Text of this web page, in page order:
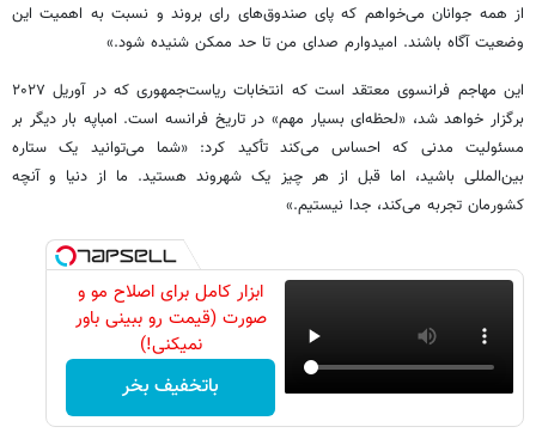
از همه جوانان می‌خواهم که پای صندوق‌های رای بروند و نسبت به اهمیت این
وضعیت آگاه باشند. امیدوارم صدای من تا حد ممکن شنیده شود.»
این مهاجم فرانسوی معتقد است که انتخابات ریاست‌جمهوری که در آوریل ۲۰۲۷
برگزار خواهد شد، «لحظه‌ای بسیار مهم» در تاریخ فرانسه است. امباپه بار دیگر بر
مسئولیت مدنی که احساس می‌کند تأکید کرد: «شما می‌توانید یک ستاره
بین‌المللی باشید، اما قبل از هر چیز یک شهروند هستید. ما از دنیا و آنچه
کشورمان تجربه می‌کند، جدا نیستیم.»
ابزار کامل برای اصلاح مو و
صورت (قیمت رو ببینی باور
نمیکنی!)
باتخفیف بخر